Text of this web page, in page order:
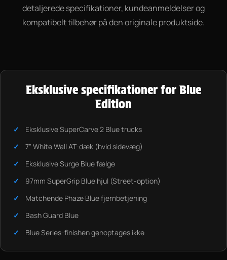
detaljerede specifikationer, kundeanmeldelser og
kompatibelt tilbehør på den originale produktside.
Eksklusive specifikationer for Blue
Edition
Eksklusive SuperCarve 2 Blue trucks
7" White Wall AT-dæk (hvid sidevæg)
Eksklusive Surge Blue fælge
97mm SuperGrip Blue hjul (Street-option)
Matchende Phaze Blue fjernbetjening
Bash Guard Blue
Blue Series-finishen genoptages ikke